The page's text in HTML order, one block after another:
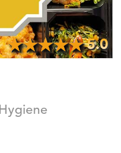
5.0
Hygiene